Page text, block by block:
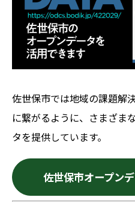
佐世保市では地域の課題解
に繋がるように、さまざま
タを提供しています。
佐世保市オープン